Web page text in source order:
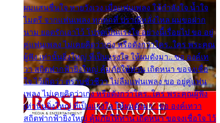
ผมแสนชื่นใจ หายวังเวง เมื่อแฟนเพลง ให้กำลังใจ น้ำใจ
ไมตรี จากแฟนเพลง ทุกทุกที่ ปราณีหลั่งไหล ผมขอฝาก
นาม ยอดรักเอาไว้ โปรดเป็นแรงใจ อย่างนี้เรื่อยไป ขอ อยู่
คู่แฟนเพลง ไม่เคยคิดว่าเก่ง หรือดังกว่าใคร..ใคร พระคุณ
ผู้ฟัง เท่านั้นยิ่งใหญ่ ที่เป็นแรงใจ ให้ผมดังมา.. ขอ องค์เท
วา สถิตฟากฟ้ายิ่งใหญ่ คุ้มภัยให้ท่าน เถิดหนา ขอจงเชื่อ
ใจ ไว้เถิดว่า ตราบชั่วชีวา ไม่ลืมแฟนเพลง ขอ อยู่คู่แฟน
เพลง ไม่เคยคิดว่าเก่ง หรือดังกว่าใคร..ใคร พระคุณผู้ฟัง
เท่านั้นยิ่งใหญ่ ที่เป็นแรงใจ ให้ผมดังมา.. ขอ องค์เทวา
สถิตฟากฟ้ายิ่งใหญ่ คุ้มภัยให้ท่าน เถิดหนา ขอจงเชื่อใจ ไว้